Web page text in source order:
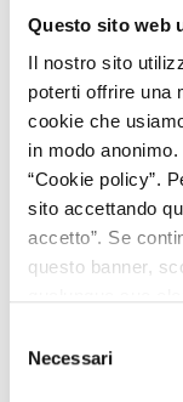
Questo sito web
Il nostro sito
poterti offrire una
cookie che
in modo
“Cookie policy”.
sito accettando
accetto”. Se
questo banner,
sito
delNecessari
finanziaria si
Corte di
febbraio 2021
registro con
di superficie su
impianto
fattispecie della
anch’essa tassata